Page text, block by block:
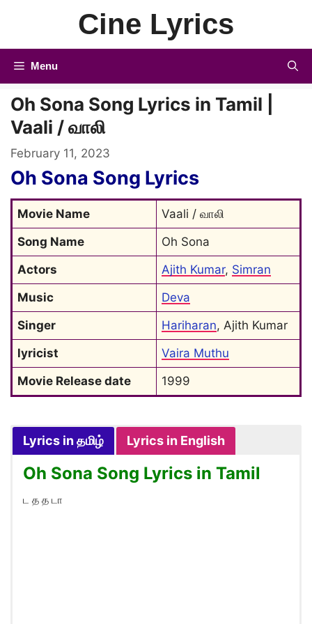
Cine Lyrics
Menu
Oh Sona Song Lyrics in Tamil |
Vaali / வாலி
February 11, 2023
Oh Sona Song Lyrics
Movie Name
Vaali / வாலி
Song Name
Oh Sona
Actors
Ajith Kumar, Simran
Music
Deva
Singer
Hariharan, Ajith Kumar
lyricist
Vaira Muthu
Movie Release date
1999
Lyrics in தமிழ் Lyrics in English
Oh Sona Song Lyrics in Tamil
ட த த டா